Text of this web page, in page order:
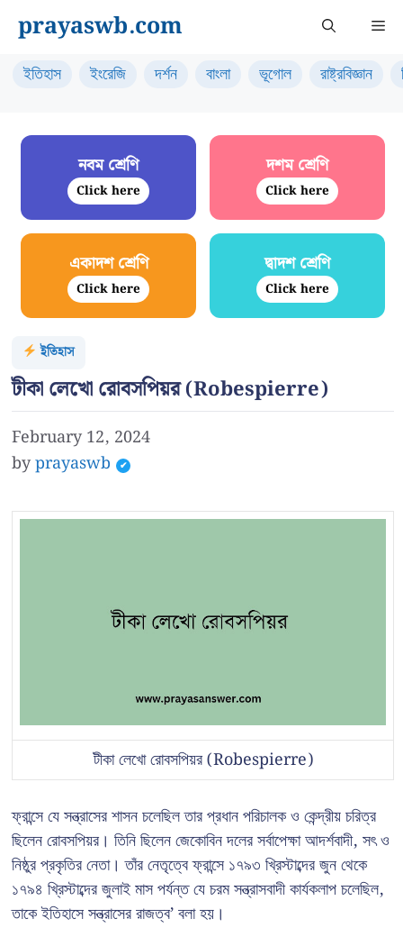
content
prayaswb.com
ইতিহাস ইংরেজি দর্শন বাংলা ভূগোল রাষ্ট্রবিজ্ঞান
নবম শ্রেণি
Click here
দশম শ্রেণি
Click here
একাদশ শ্রেণি
Click here
দ্বাদশ শ্রেণি
Click here
ইতিহাস
টীকা লেখো রোবসপিয়র (Robespierre)
February 12, 2024
byprayaswb
টীকা লেখো রোবসপিয়র (Robespierre)
ফ্রান্সে যে সন্ত্রাসের শাসন চলেছিল তার প্রধান পরিচালক ও কেন্দ্রীয় চরিত্র
ছিলেন রোবসপিয়র। তিনি ছিলেন জেকোবিন দলের সর্বাপেক্ষা আদর্শবাদী, সৎ ও
নিষ্ঠুর প্রকৃতির নেতা। তাঁর নেতৃত্বে ফ্রান্সে ১৭৯৩ খ্রিস্টাব্দের জুন থেকে
১৭৯৪ খ্রিস্টাব্দের জুলাই মাস পর্যন্ত যে চরম সন্ত্রাসবাদী কার্যকলাপ চলেছিল,
তাকে ইতিহাসে সন্ত্রাসের রাজত্ব’ বলা হয়।